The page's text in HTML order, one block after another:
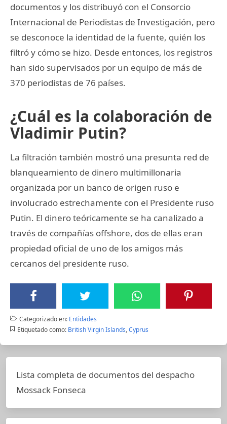
documentos y los distribuyó con el Consorcio
Internacional de Periodistas de Investigación, pero
se desconoce la identidad de la fuente, quién los
filtró y cómo se hizo. Desde entonces, los registros
han sido supervisados por un equipo de más de
370 periodistas de 76 países.
¿Cuál es la colaboración de
Vladimir Putin?
La filtración también mostró una presunta red de
blanqueamiento de dinero multimillonaria
organizada por un banco de origen ruso e
involucrado estrechamente con el Presidente ruso
Putin. El dinero teóricamente se ha canalizado a
través de compañías offshore, dos de ellas eran
propiedad oficial de uno de los amigos más
cercanos del presidente ruso.
Categorizado en: Entidades
Etiquetado como: British Virgin Islands,Cyprus
Lista completa de documentos del despacho
Mossack Fonseca